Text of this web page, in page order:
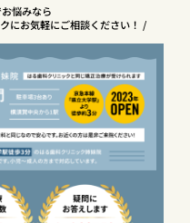
悩みなら
にお気軽にご相談ください！ /